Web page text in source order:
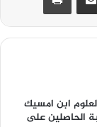
ابن امسيك
الحاصلين على